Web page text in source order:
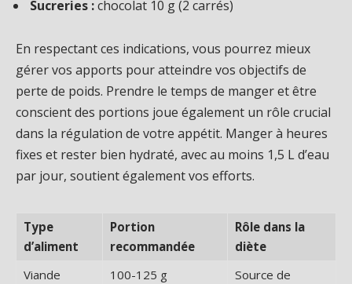
Sucreries :chocolat 10 g (2 carrés)
En respectant ces indications, vous pourrez mieux
gérer vos apports pour atteindre vos objectifs de
perte de poids. Prendre le temps de manger et être
conscient des portions joue également un rôle crucial
dans la régulation de votre appétit. Manger à heures
fixes et rester bien hydraté, avec au moins 1,5 L d’eau
par jour, soutient également vos efforts.
Type
d’aliment
Portion
recommandée
Rôle dans la
diète
Viande
100-125 g
Source de